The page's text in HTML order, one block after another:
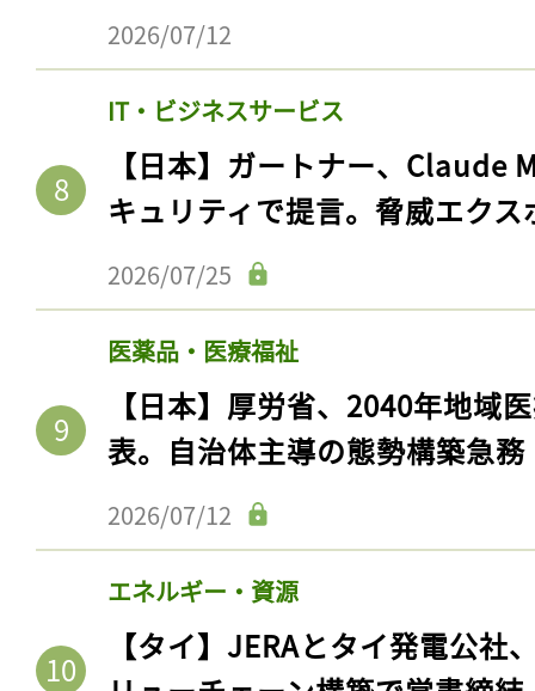
2026/07/12
IT・ビジネスサービス
【日本】ガートナー、Claude
キュリティで提言。脅威エク
2026/07/25
医薬品・医療福祉
【日本】厚労省、2040年地域
表。自治体主導の態勢構築急務
2026/07/12
エネルギー・資源
【タイ】JERAとタイ発電公社